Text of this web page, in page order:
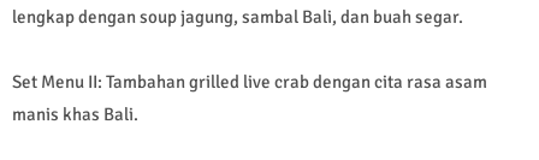
lengkap dengan soup jagung, sambal Bali, dan buah segar.
Set Menu II: Tambahan grilled live crab dengan cita rasa asam
manis khas Bali.